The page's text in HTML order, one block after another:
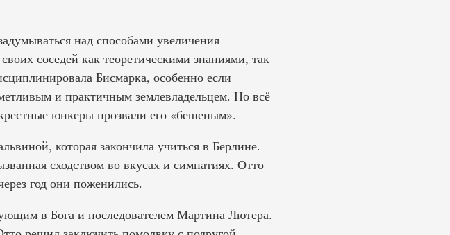
над способами увеличения
соседей как теоретическими знаниями, так
Бисмарка, особенно если
и практичным землевладельцем. Но всё
юнкеры прозвали его «бешеным».
которая закончила учиться в Берлине.
сходством во вкусах и симпатиях. Отто
год они поженились.
в Бога и последователем Мартина Лютера.